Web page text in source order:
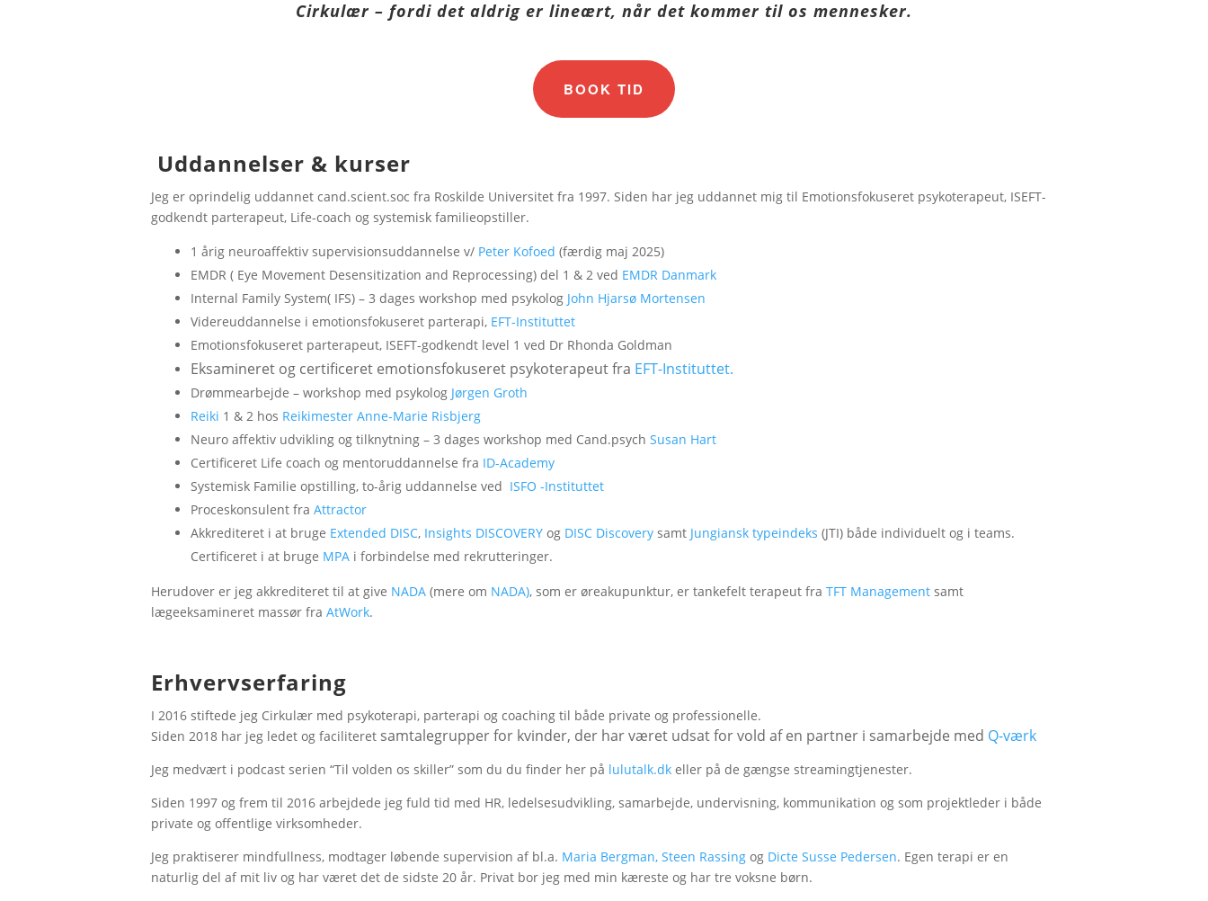
Cirkulær – fordi det aldrig er lineært, når det kommer til os mennesker.
BOOK TID
Uddannelser & kurser
Jeg er oprindelig uddannet cand.scient.soc fra Roskilde Universitet fra 1997. Siden har jeg uddannet mig til Emotionsfokuseret psykoterapeut, ISEFT-
godkendt parterapeut, Life-coach og systemisk familieopstiller.
1 årig neuroaffektiv supervisionsuddannelse v/ Peter Kofoed (færdig maj 2025)
EMDR ( Eye Movement Desensitization and Reprocessing) del 1 & 2 ved EMDR Danmark
Internal Family System( IFS) – 3 dages workshop med psykolog John Hjarsø Mortensen
Videreuddannelse i emotionsfokuseret parterapi, EFT-Instituttet
Emotionsfokuseret parterapeut, ISEFT-godkendt level 1 ved Dr Rhonda Goldman
Eksamineret og certificeret emotionsfokuseret psykoterapeut fra EFT-Instituttet.
Drømmearbejde – workshop med psykolog Jørgen Groth
Reiki 1 & 2 hos Reikimester Anne-Marie Risbjerg
Neuro affektiv udvikling og tilknytning – 3 dages workshop med Cand.psychSusan Hart
Certificeret Life coach og mentoruddannelse fra ID-Academy
Systemisk Familie opstilling, to-årig uddannelse ved ISFO -Instituttet
Proceskonsulent fraAttractor
Akkrediteret i at bruge Extended DISC, Insights DISCOVERY og DISC Discovery samt Jungiansk typeindeks (JTI) både individuelt og i teams.
Certificeret i at bruge MPA i forbindelse med rekrutteringer.
Herudover er jeg akkrediteret til at give NADA (mere om NADA), som er øreakupunktur, er tankefelt terapeut fraTFT Management samt
lægeeksamineret massør fraAtWork.
Erhvervserfaring
I 2016 stiftede jeg Cirkulær med psykoterapi, parterapi og coaching til både private og professionelle.
Siden 2018 har jeg ledet og faciliteret samtalegrupper for kvinder, der har været udsat for vold af en partner i samarbejde med Q-værk
Jeg medvært i podcast serien “Til volden os skiller” som du du finder her på lulutalk.dk eller på de gængse streamingtjenester.
Siden 1997 og frem til 2016 arbejdede jeg fuld tid med HR, ledelsesudvikling, samarbejde, undervisning, kommunikation og som projektleder i både
private og offentlige virksomheder.
Jeg praktiserer mindfullness, modtager løbende supervision af bl.a. Maria Bergman, Steen Rassing og Dicte Susse Pedersen. Egen terapi er en
naturlig del af mit liv og har været det de sidste 20 år. Privat bor jeg med min kæreste og har tre voksne børn.